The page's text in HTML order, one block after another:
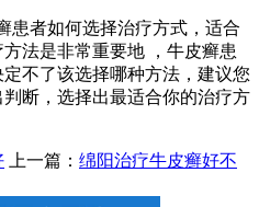
患者如何选择治疗方式，适合
法是非常重要地 ，牛皮癣患
不了该选择哪种方法，建议您
断，选择出最适合你的治疗方
上一篇： 绵阳治疗牛皮癣好不